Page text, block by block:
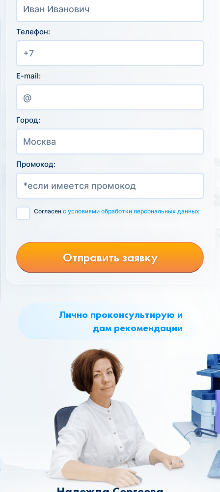
Лично проконсультирую и
дам рекомендации
Телефон:
E-mail:
Город:
Промокод:
Согласен с условиями обработки персональных данных
Отправить заявку